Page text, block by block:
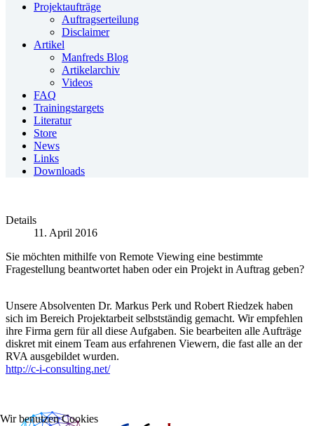
Projektaufträge
Auftragserteilung
Disclaimer
Artikel
Manfreds Blog
Artikelarchiv
Videos
FAQ
Trainingstargets
Literatur
Store
News
Links
Downloads
Details
11. April 2016
Sie möchten mithilfe von Remote Viewing eine bestimmte
Fragestellung beantwortet haben oder ein Projekt in Auftrag geben?
Unsere Absolventen Dr. Markus Perk und Robert Riedzek haben
sich im Bereich Projektarbeit selbstständig gemacht. Wir empfehlen
ihre Firma gern für all diese Aufgaben. Sie bearbeiten alle Aufträge
diskret mit einem Team aus erfahrenen Viewern, die fast alle an der
RVA ausgebildet wurden.
http://c-i-consulting.net/
Wir benutzen Cookies